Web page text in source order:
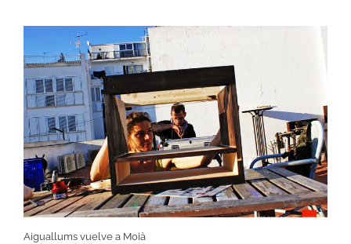
Aiguallums vuelve a Moià